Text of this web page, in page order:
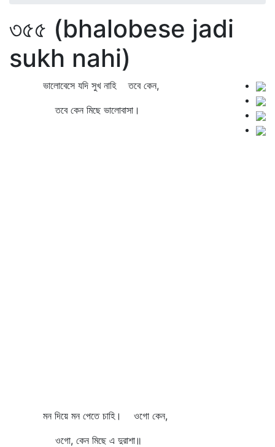
৩৫৫ (bhalobese jadi
sukh nahi)
ভালোবেসে যদি সুখ নাহি তবে কেন,
তবে কেন মিছে ভালোবাসা।
মন দিয়ে মন পেতে চাহি। ওগো কেন,
ওগো, কেন মিছে এ দুরাশা॥